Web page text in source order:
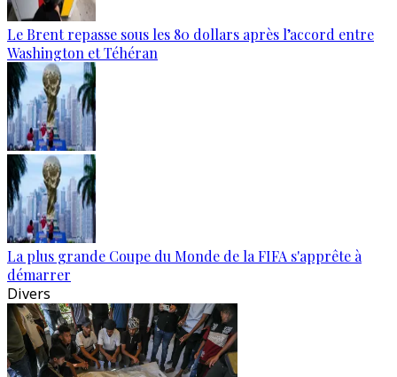
Le Brent repasse sous les 80 dollars après l’accord entre
Washington et Téhéran
La plus grande Coupe du Monde de la FIFA s'apprête à
démarrer
Divers